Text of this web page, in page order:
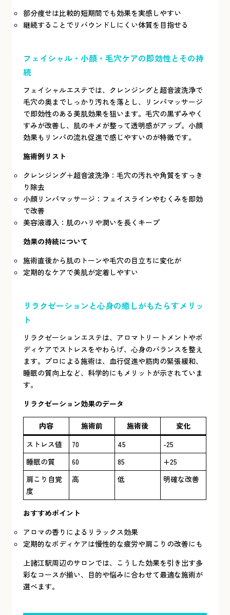
部分痩せは比較的短期間でも効果を実感しやすい
継続することでリバウンドしにくい体質を目指せる
フェイシャル・小顔・毛穴ケアの即効性とその持
続
フェイシャルエステでは、クレンジングと超音波洗浄で
毛穴の奥までしっかり汚れを落とし、リンパマッサージ
で即効性のある美肌効果を狙います。毛穴の黒ずみやく
すみが改善し、肌のキメが整って透明感がアップ。小顔
効果もリンパの流れ促進で感じやすいのが特徴です。
施術例リスト
クレンジング＋超音波洗浄：毛穴の汚れや角質をすっき
り除去
小顔リンパマッサージ：フェイスラインやむくみを即効
で改善
美容液導入：肌のハリや潤いを長くキープ
効果の持続について
施術直後から肌のトーンや毛穴の目立ちに変化が
定期的なケアで美肌が定着しやすい
リラクゼーションと心身の癒しがもたらすメリッ
ト
リラクゼーションエステは、アロマトリートメントやボ
ディケアでストレスをやわらげ、心身のバランスを整え
ます。プロによる施術は、血行促進や筋肉の緊張緩和、
睡眠の質向上など、科学的にもメリットが示されていま
す。
リラクゼーション効果のデータ
内容 施術前 施術後
変化
ストレス値
70 45
-25
睡眠の質
60 85
+25
肩こり自覚
度
高 低 明確な改善
おすすめポイント
アロマの香りによるリラックス効果
定期的なボディケアは慢性的な疲労や肩こりの改善にも
上諸江駅周辺のサロンでは、こうした効果を引き出す多
彩なコースが揃い、目的や悩みに合わせて最適な施術が
選べます。